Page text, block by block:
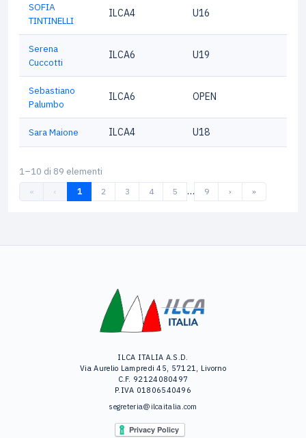
SOFIA
TINTINELLI
ILCA4 U16
Serena
Cuccotti
ILCA6 U19
Sebastiano
Palumbo
ILCA6 OPEN
Sara Maione ILCA4 U18
1–10 di 89 elementi
« ‹ 1 2 3 4 5 … 9 › »
ILCA ITALIA A.S.D.
Via Aurelio Lampredi 45, 57121, Livorno
C.F. 92124080497
P.IVA 01806540496
segreteria@ilcaitalia.com